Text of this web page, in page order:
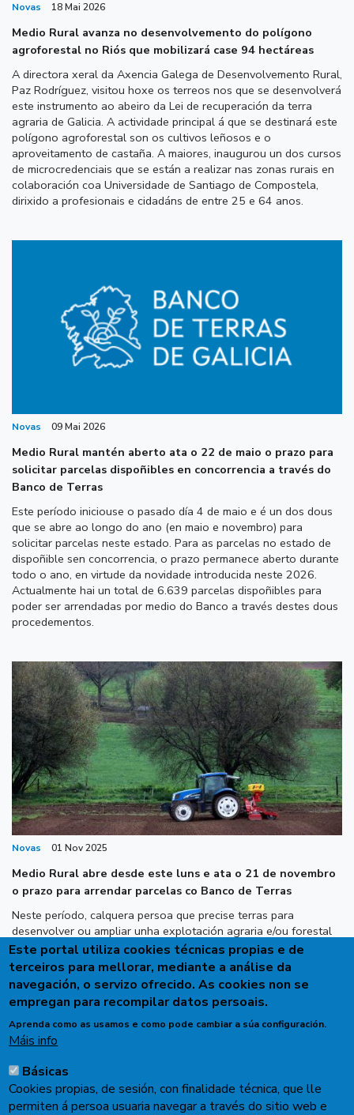
Novas 18 Mai 2026
Medio Rural avanza no desenvolvemento do polígono
agroforestal no Riós que mobilizará case 94 hectáreas
A directora xeral da Axencia Galega de Desenvolvemento Rural,
Paz Rodríguez, visitou hoxe os terreos nos que se desenvolverá
este instrumento ao abeiro da Lei de recuperación da terra
agraria de Galicia. A actividade principal á que se destinará este
polígono agroforestal son os cultivos leñosos e o
aproveitamento de castaña. A maiores, inaugurou un dos cursos
de microcredenciais que se están a realizar nas zonas rurais en
colaboración coa Universidade de Santiago de Compostela,
dirixido a profesionais e cidadáns de entre 25 e 64 anos.
Novas 09 Mai 2026
Medio Rural mantén aberto ata o 22 de maio o prazo para
solicitar parcelas dispoñibles en concorrencia a través do
Banco de Terras
Este período iniciouse o pasado día 4 de maio e é un dos dous
que se abre ao longo do ano (en maio e novembro) para
solicitar parcelas neste estado. Para as parcelas no estado de
dispoñible sen concorrencia, o prazo permanece aberto durante
todo o ano, en virtude da novidade introducida neste 2026.
Actualmente hai un total de 6.639 parcelas dispoñibles para
poder ser arrendadas por medio do Banco a través destes dous
procedementos.
Novas 01 Nov 2025
Medio Rural abre desde este luns e ata o 21 de novembro
o prazo para arrendar parcelas co Banco de Terras
Neste período, calquera persoa que precise terras para
desenvolver ou ampliar unha explotación agraria e/ou forestal
ou para realizar un proxecto con outros fins pode dirixirse ao
Banco, que mantén unha listaxe actualizada das parcelas
dispoñibles. As solicitudes presentaranse preferiblemente por
vía telemática na sede electrónica da Xunta de Galicia ou desde
a páxina web do Banco de Terras de Galicia.
Este portal utiliza cookies técnicas propias e de
terceiros para mellorar, mediante a análise da
navegación, o servizo ofrecido. As cookies non se
empregan para recompilar datos persoais.
Aprenda como as usamos e como pode cambiar a súa configuración.
Máis info
Básicas
Cookies propias, de sesión, con finalidade técnica, que lle
permiten á persoa usuaria navegar a través do sitio web e